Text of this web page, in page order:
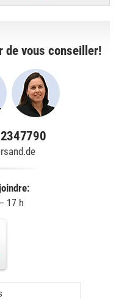
de vous conseiller!
17 h